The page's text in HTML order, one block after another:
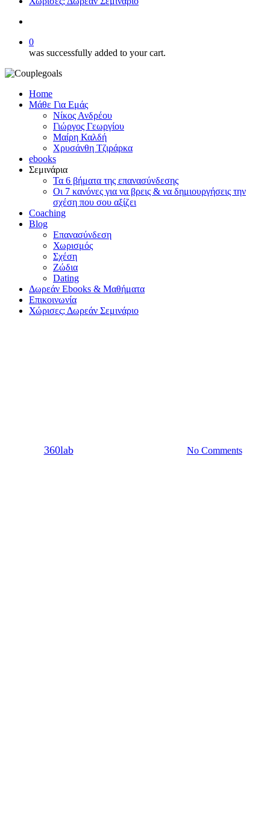
0
was successfully added to your cart.
Home
Μάθε Για Εμάς
Νίκος Ανδρέου
Γιώργος Γεωργίου
Μαίρη Καλδή
Χρυσάνθη Τζιράρκα
ebooks
Σεμινάρια
Τα 6 βήματα της επανασύνδεσης
Οι 7 κανόνες για να βρεις & να δημιουργήσεις την
σχέση που σου αξίζει
Coaching
Blog
Επανασύνδεση
Χωρισμός
Σχέση
Ζώδια
Dating
Δωρεάν Ebooks & Μαθήματα
Επικοινωνία
Χώρισες; Δωρεάν Σεμινάριο
360lab04/07/2017 No Comments